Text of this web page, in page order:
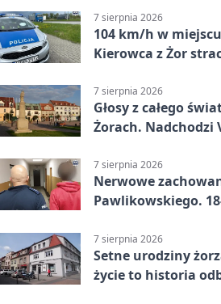
7 sierpnia 2026
104 km/h w
Kierowca z Żor
7 sierpnia 2026
Głosy z całego
Żorach. Nadchodzi
7 sierpnia 2026
Nerwowe
Pawlikowskiego.
7 sierpnia 2026
Setne urodziny
życie to historia